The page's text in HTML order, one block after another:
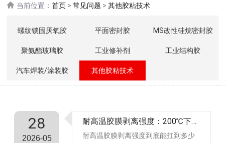
当前位置：首页 >常见问题 >其他胶粘技术
螺纹锁固厌氧胶 平面密封胶 MS改性硅烷密封胶
聚氨酯玻璃胶 工业修补剂 工业结构胶
汽车焊装/涂装胶 其他胶粘技术
28
2026-05
耐高温胶膜剥离强度：200℃下还能"死死咬住"？真相远比你想的复杂
耐高温胶膜剥离强度到底能扛到多少